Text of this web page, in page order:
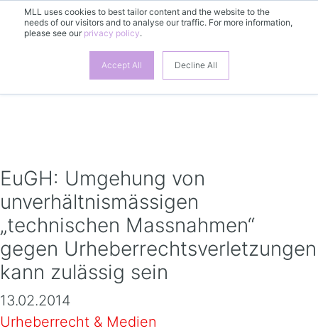
MLL uses cookies to best tailor content and the website to the
needs of our visitors and to analyse our traffic. For more information,
please see our privacy policy.
Accept All Decline All
EuGH: Umgehung von
unverhältnismässigen
„technischen Massnahmen“
gegen Urheberrechtsverletzungen
kann zulässig sein
13.02.2014
Urheberrecht & Medien